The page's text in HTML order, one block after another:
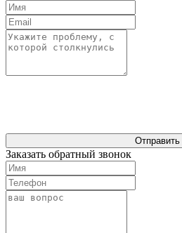
Отправить
Заказать обратный звонок